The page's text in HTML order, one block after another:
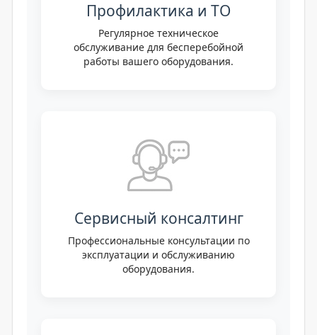
Профилактика и ТО
Регулярное техническое
обслуживание для бесперебойной
работы вашего оборудования.
Сервисный консалтинг
Профессиональные консультации по
эксплуатации и обслуживанию
оборудования.